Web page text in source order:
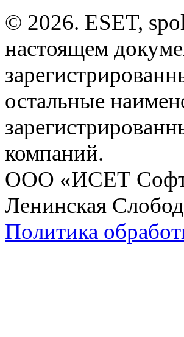
© 2026. ESET,
настоящем
остальные
компаний.
ООО «ИСЕТ
Ленинская
Политика